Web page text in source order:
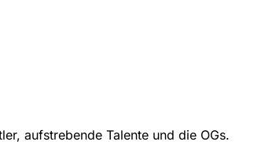
aufstrebende Talente und die OGs.